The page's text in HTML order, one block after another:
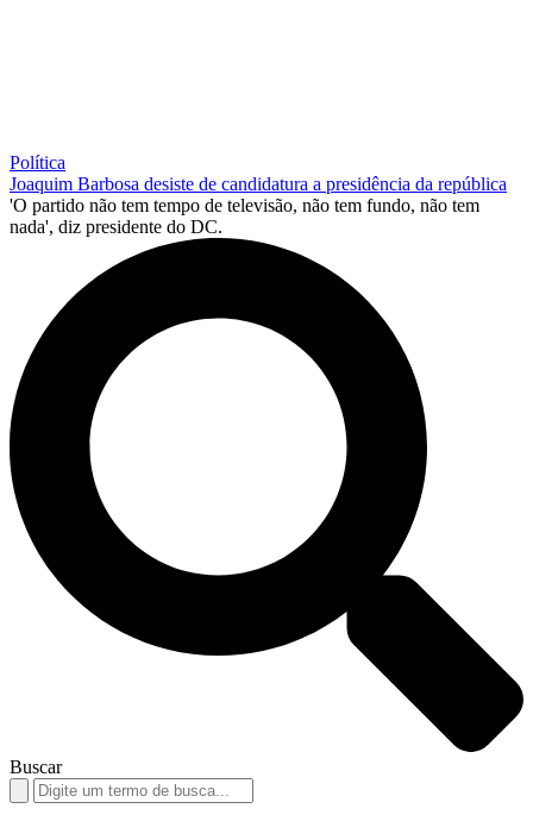
Política
Joaquim Barbosa desiste de candidatura a presidência da república
'O partido não tem tempo de televisão, não tem fundo, não tem
nada', diz presidente do DC.
Buscar
Search
for: